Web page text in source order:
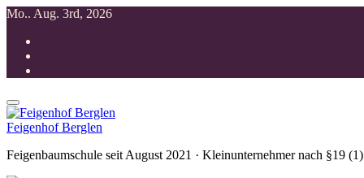
Zum
springen
Mo.. Aug. 3rd, 2026
Feigenhof Berglen
Feigenbaumschule seit August 2021 · Kleinunternehmer nach §19